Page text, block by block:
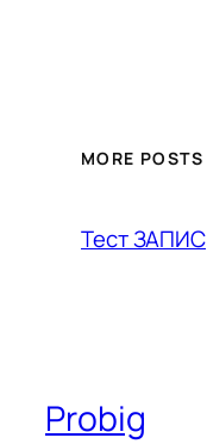
MORE POSTS
Тест ЗАПИС
Probig